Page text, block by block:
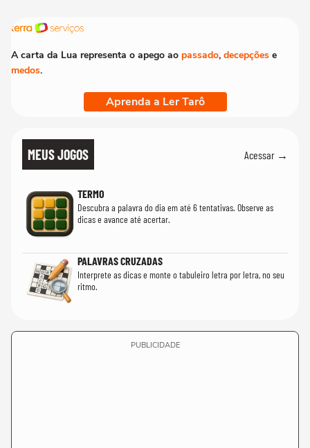
A carta da Lua representa o apego ao passado, decepções e
medos.
Aprenda a Ler Tarô
MEUS JOGOS Acessar →
TERMO
Descubra a palavra do dia em até 6 tentativas. Observe as
dicas e avance até acertar.
PALAVRAS CRUZADAS
Interprete as dicas e monte o tabuleiro letra por letra, no seu
ritmo.
PUBLICIDADE